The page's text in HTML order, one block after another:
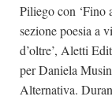
Case editrici
Partnership
Giallo Stresa
Premio Chiara
Piliego con ‘Fino
sezione poesia a
d’oltre’, Aletti
per Daniela
Alternativa.